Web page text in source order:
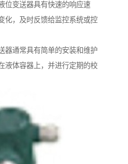
位变送器具有快速的响应速
化，及时反馈给监控系统或控
器通常具有简单的安装和维护
液体容器上，并进行定期的校